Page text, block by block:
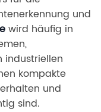
und
wird häufig in
industriellen
kompakte
und
sind.